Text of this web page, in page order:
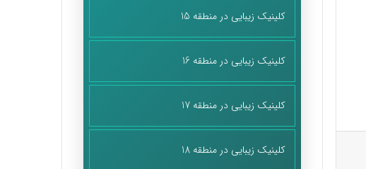
کلینیک زیبایی در منطقه 15
کلینیک زیبایی در منطقه 16
کلینیک زیبایی در منطقه 17
کلینیک زیبایی در منطقه 18